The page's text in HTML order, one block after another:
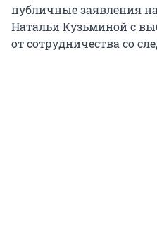
публичные заявления
Натальи Кузьминой с
от сотрудничества со